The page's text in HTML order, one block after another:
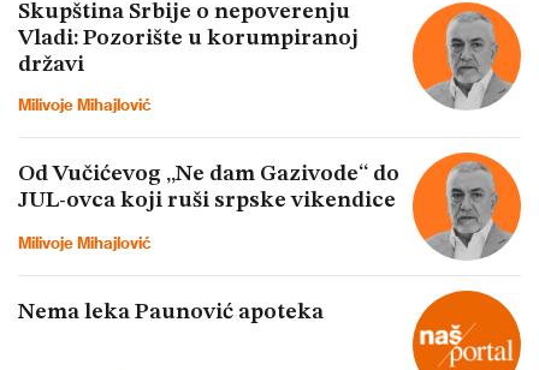
Skupština Srbije o nepoverenju
Vladi: Pozorište u korumpiranoj
državi
Milivoje Mihajlović
Od Vučićevog „Ne dam Gazivode“ do
JUL-ovca koji ruši srpske vikendice
Milivoje Mihajlović
Nema leka Paunović apoteka